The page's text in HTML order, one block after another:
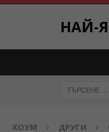
НАЙ-
ХОУМ ДРУГИ